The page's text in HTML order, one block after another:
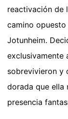
reactivación de
camino
Jotunheim.
exclusivamente
sobrevivieron y
dorada que ella
presencia